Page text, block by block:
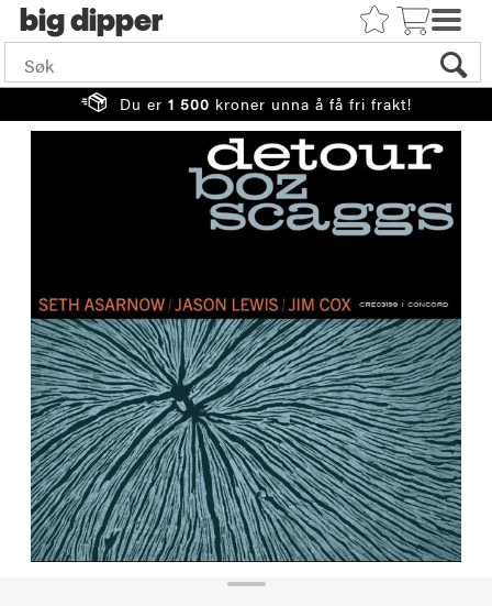
big
Du er 1 500 kroner unna å få fri frakt!